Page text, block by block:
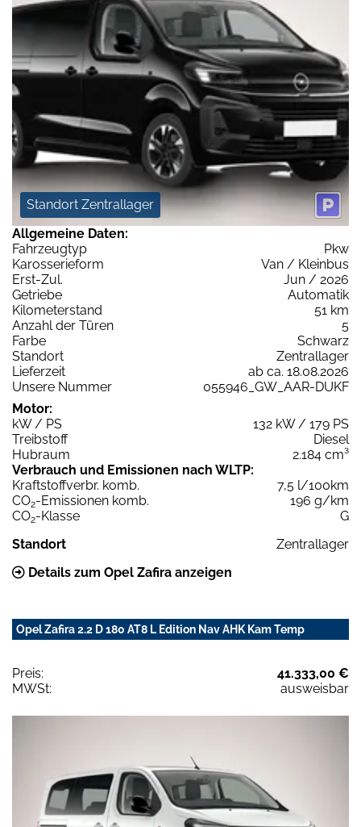
Standort Zentrallager
Allgemeine Daten:
Fahrzeugtyp
Pkw
Karosserieform
Van / Kleinbus
Erst-Zul.
Jun / 2026
Getriebe
Automatik
Kilometerstand
51 km
Anzahl der Türen
5
Farbe
Schwarz
Standort
Zentrallager
Lieferzeit
ab ca. 18.08.2026
Unsere Nummer
055946_GW_AAR-DUKF
Motor:
kW / PS
132 kW / 179 PS
Treibstoff
Diesel
Hubraum
2.184 cm³
Verbrauch und Emissionen nach WLTP:
Kraftstoffverbr. komb.
7,5 l/100km
CO2-Emissionen komb.
196 g/km
CO2-Klasse
G
Standort
Zentrallager
Details zum Opel Zafira anzeigen
Opel Zafira 2.2 D 180 AT8 L Edition Nav AHK Kam Temp
Preis:
41.333,00 €
MWSt:
ausweisbar